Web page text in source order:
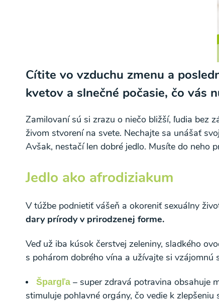
Cítite vo vzduchu zmenu a
kvetov a slnečné počasie, čo vás
Zamilovaní sú si zrazu o niečo bližší, ľudia bez
živom stvorení na svete. Nechajte sa unášať
Avšak, nestačí len dobré jedlo. Musíte do neho
Jedlo ako afrodiziakum
V túžbe podnietiť vášeň a okoreniť sexuálny
dary prírody v prirodzenej forme.
Veď už iba kúsok čerstvej zeleniny, sladkého
s pohárom dobrého vína a užívajte si vzájomnú
Špargľa – super zdravá potravina obsahuje
stimuluje pohlavné orgány, čo vedie k zlepšeniu